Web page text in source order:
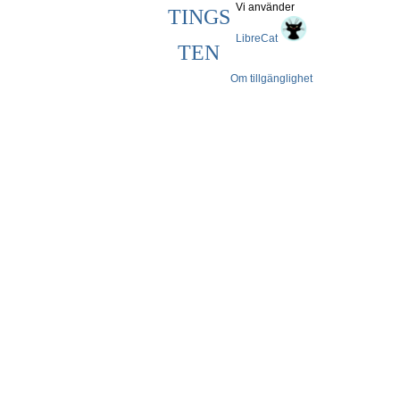
TINGS
TEN
Om tillgänglighet
Vi använder
LibreCat